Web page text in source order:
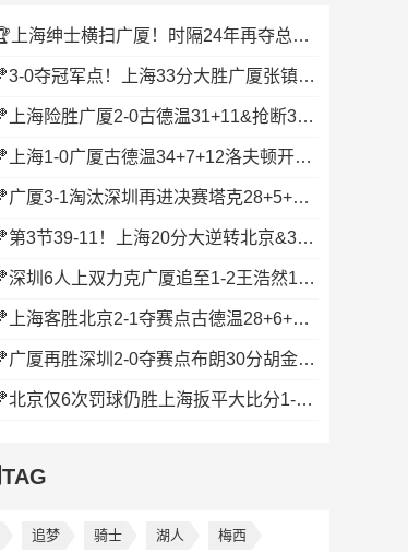
🏆上海绅士横扫广厦！时隔24年再夺总冠军！王哲林爆砍29+14！
🏀3-0夺冠军点！上海33分大胜广厦张镇麟23+9+6孙铭徽8中2
🏀上海险胜广厦2-0古德温31+11&抢断3分压哨绝杀布朗空砍50分
🏀上海1-0广厦古德温34+7+12洛夫顿开场伤退孙铭徽0分&5失误
🏀广厦3-1淘汰深圳再进决赛塔克28+5+6胡金秋15+8贺希宁12分
🏀第3节39-11！上海20分大逆转北京&3-1闯入总决赛刘铮5记三分
🏀深圳6人上双力克广厦追至1-2王浩然13+5布朗32+5+5&6失误
🏀上海客胜北京2-1夺赛点古德温28+6+6白边18+11周琦7+8+4帽
🏀广厦再胜深圳2-0夺赛点布朗30分胡金秋17+8贺希宁16中6
🏀北京仅6次罚球仍胜上海扳平大比分1-1陈盈骏26分古德温32分
追梦 骑士 湖人 梅西